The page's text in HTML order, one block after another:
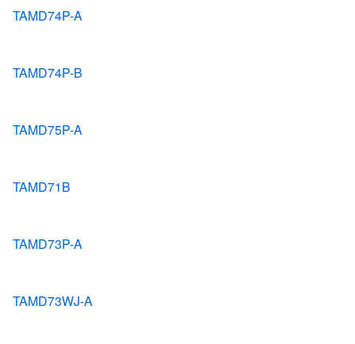
TAMD74P-A
TAMD74P-B
TAMD75P-A
TAMD71B
TAMD73P-A
TAMD73WJ-A